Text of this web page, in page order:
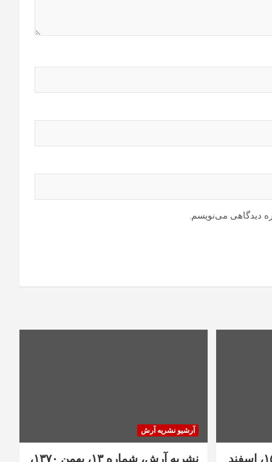
دیدگاهی می‌نویسم.
آرش، نشریه شماره ۱۴ و ۱۵، اسفند
آرشیو نشریه آرش
نشریه آرش، شماره ۱۳، بهمن ۱۳۷۰،